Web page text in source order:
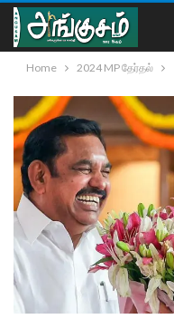
Home 2024 MP தேர்தல்